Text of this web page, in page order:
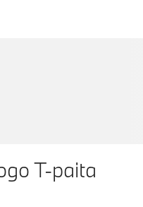
T-paita